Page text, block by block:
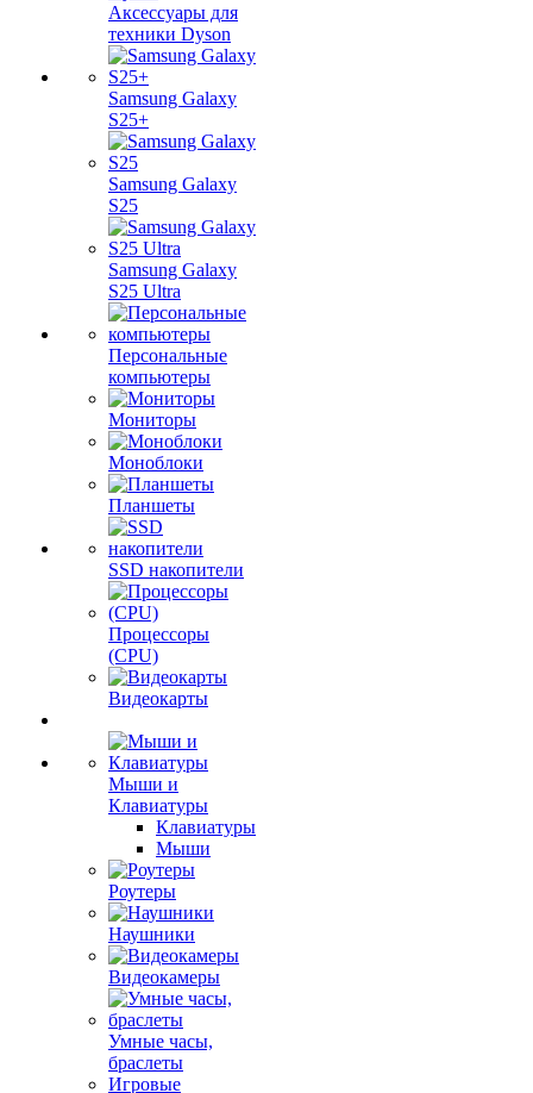
Аксессуары для
техники Dyson
Samsung Galaxy
S25+
Samsung Galaxy
S25
Samsung Galaxy
S25 Ultra
Персональные
компьютеры
Мониторы
Моноблоки
Планшеты
SSD накопители
Процессоры
(CPU)
Видеокарты
Мыши и
Клавиатуры
Клавиатуры
Мыши
Роутеры
Наушники
Видеокамеры
Умные часы,
браслеты
Игровые